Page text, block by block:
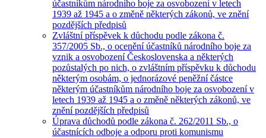
účastníkům národního boje za osvobození v letech
1939 až 1945 a o změně některých zákonů, ve znění
pozdějších předpisů
Zvláštní příspěvek k důchodu podle zákona č.
357/2005 Sb., o ocenění účastníků národního boje za
vznik a osvobození Československa a některých
pozůstalých po nich, o zvláštním příspěvku k důchodu
některým osobám, o jednorázové peněžní částce
některým účastníkům národního boje za osvobození v
letech 1939 až 1945 a o změně některých zákonů, ve
znění pozdějších předpisů
Úprava důchodů podle zákona č. 262/2011 Sb., o
účastnících odboje a odporu proti komunismu